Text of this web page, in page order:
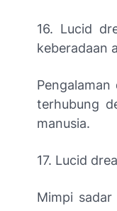
16. Lucid
keberadaan
terhubung
manusia.
17. Lucid
Mimpi